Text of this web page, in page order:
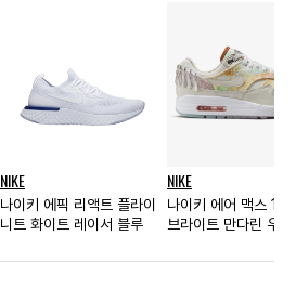
NIKE
나이키 에픽 리액트 플라이
니트 화이트 레이서 블루
NIKE
나이키 에어 맥스 1
브라이트 만다린 우먼